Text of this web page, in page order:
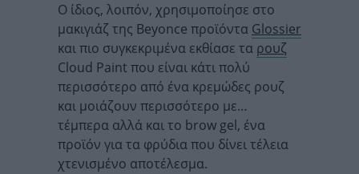
Ο ίδιος, λοιπόν, χρησιμοποίησε στο
μακιγιάζ της Beyonce προϊόντα Glossier
και πιο συγκεκριμένα εκθίασε τα ρουζ
Cloud Paint που είναι κάτι πολύ
περισσότερο από ένα κρεμώδες ρουζ
και μοιάζουν περισσότερο με…
τέμπερα αλλά και το brow gel, ένα
προϊόν για τα φρύδια που δίνει τέλεια
χτενισμένο αποτέλεσμα.